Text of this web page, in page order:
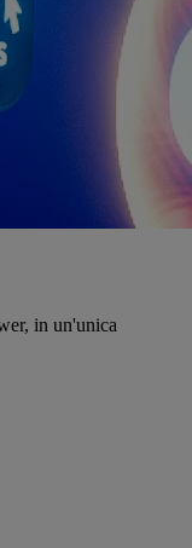
in un'unica